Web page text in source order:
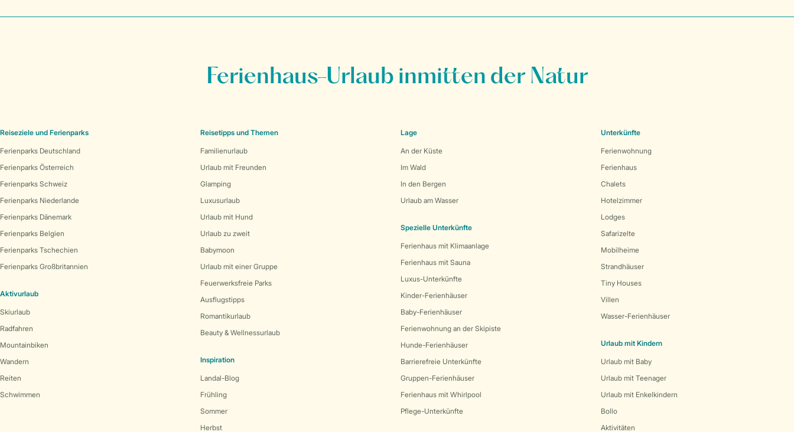
Ferienhaus-Urlaub inmitten der Natur
Reiseziele und Ferienparks
Ferienparks Deutschland
Ferienparks Österreich
Ferienparks Schweiz
Ferienparks Niederlande
Ferienparks Dänemark
Ferienparks Belgien
Ferienparks Tschechien
Ferienparks Großbritannien
Aktivurlaub
Skiurlaub
Radfahren
Mountainbiken
Wandern
Reiten
Schwimmen
Reisetipps und Themen
Familienurlaub
Urlaub mit Freunden
Glamping
Luxusurlaub
Urlaub mit Hund
Urlaub zu zweit
Babymoon
Urlaub mit einer Gruppe
Feuerwerksfreie Parks
Ausflugstipps
Romantikurlaub
Beauty & Wellnessurlaub
Inspiration
Landal-Blog
Frühling
Sommer
Herbst
Lage
An der Küste
Im Wald
In den Bergen
Urlaub am Wasser
Spezielle Unterkünfte
Ferienhaus mit Klimaanlage
Ferienhaus mit Sauna
Luxus-Unterkünfte
Kinder-Ferienhäuser
Baby-Ferienhäuser
Ferienwohnung an der Skipiste
Hunde-Ferienhäuser
Barrierefreie Unterkünfte
Gruppen-Ferienhäuser
Ferienhaus mit Whirlpool
Pflege-Unterkünfte
Unterkünfte
Ferienwohnung
Ferienhaus
Chalets
Hotelzimmer
Lodges
Safarizelte
Mobilheime
Strandhäuser
Tiny Houses
Villen
Wasser-Ferienhäuser
Urlaub mit Kindern
Urlaub mit Baby
Urlaub mit Teenager
Urlaub mit Enkelkindern
Bollo
Aktivitäten